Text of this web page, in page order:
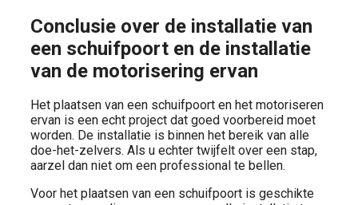
Conclusie over de installatie van
een schuifpoort en de installatie
van de motorisering ervan
Het plaatsen van een schuifpoort en het motoriseren
ervan is een echt project dat goed voorbereid moet
worden. De installatie is binnen het bereik van alle
doe-het-zelvers. Als u echter twijfelt over een stap,
aarzel dan niet om een ​​professional te bellen.
Voor het plaatsen van een schuifpoort is geschikte